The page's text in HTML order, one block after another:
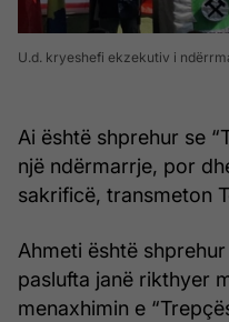
U.d. kryeshefi ekzekutiv i
Ai është shprehur se
një ndërmarrje, por
sakrificë, transmeton
Ahmeti është
paslufta janë rikthyer
menaxhimin e